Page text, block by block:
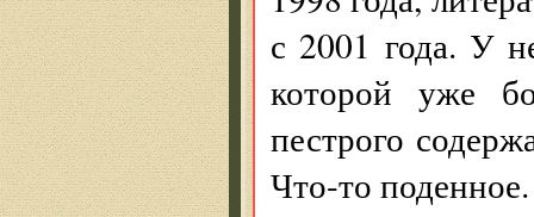
с 2001 года. У
которой уже
пестрого
Что-то поденное.